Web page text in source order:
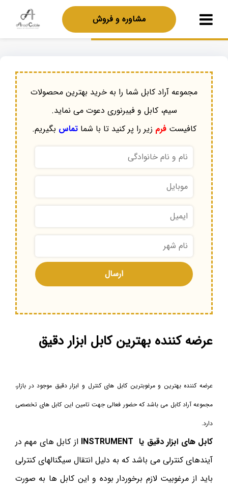
مشاوره و فروش
مجموعه آراد کابل شما را به خرید بهترین محصولات
سیم، کابل و فیبرنوری دعوت می نماید.
کافیستفرم زیر را پر کنید تا با شماتماس بگیریم.
عرضه کننده بهترین کابل ابزار دقیق
عرضه کننده بهترین و مرغوبترین کابل های کنترل و ابزار دقیق موجود در بازار،
مجموعه آراد کابل می باشد که حضور فعالی جهت تامین این کابل های تخصصی
دارد.
کابل های ابزار دقیق یا INSTRUMENT
از کابل های مهم در
آیندهای کنترلی می باشد که به دلیل انتقال سیگنالهای کنترلی
باید از مرغوبیت لازم برخوردار بوده و این کابل ها به صورت